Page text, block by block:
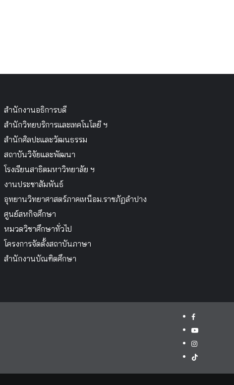
สำนักงานอธิการบดี
สำนักวิทยบริการและเทคโนโลยี ฯ
สำนักศิลปะและวัฒนธรรม
สถาบันวิจัยและพัฒนา
โรงเรียนสาธิตมหาวิทยาลัย ฯ
งานประชาสัมพันธ์
อุทยานวิทยาศาสตร์ภาคเหนือม.ราชภัฏลำปาง
ศูนย์สหกิจศึกษา
หมวดวิชาศึกษาทั่วไป
โครงการจัดตั้งสถาบันภาษา
สำนักงานบัณฑิตศึกษา
facebook
youtube
instagram
tiktok